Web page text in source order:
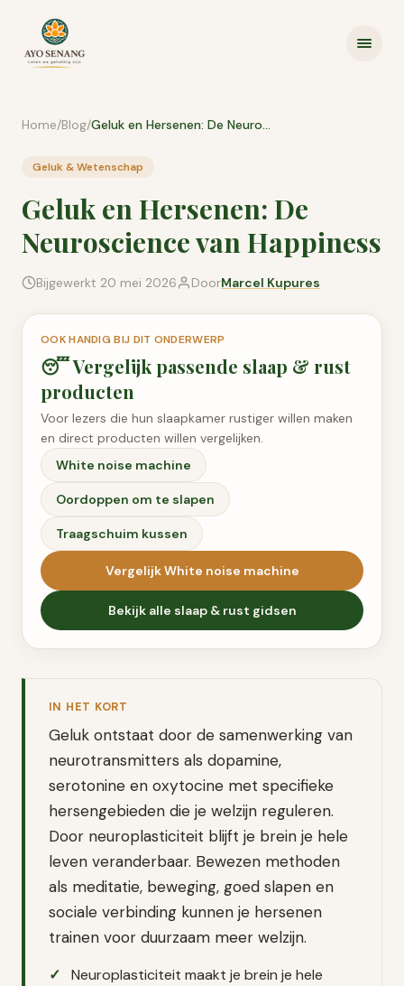
Home/Blog/ Geluk en Hersenen: De Neuroscience van Happiness
Geluk & Wetenschap
Geluk en Hersenen: De
Neuroscience van Happiness
Bijgewerkt 20 mei 2026 DoorMarcel Kupures
OOK HANDIG BIJ DIT ONDERWERP
😴Vergelijk passende slaap & rust
producten
Voor lezers die hun slaapkamer rustiger willen maken
en direct producten willen vergelijken.
White noise machine
Oordoppen om te slapen
Traagschuim kussen
VergelijkWhite noise machine
Bekijk alle slaap & rust gidsen
IN HET KORT
Geluk ontstaat door de samenwerking van
neurotransmitters als dopamine,
serotonine en oxytocine met specifieke
hersengebieden die je welzijn reguleren.
Door neuroplasticiteit blijft je brein je hele
leven veranderbaar. Bewezen methoden
als meditatie, beweging, goed slapen en
sociale verbinding kunnen je hersenen
trainen voor duurzaam meer welzijn.
Neuroplasticiteit maakt je brein je hele